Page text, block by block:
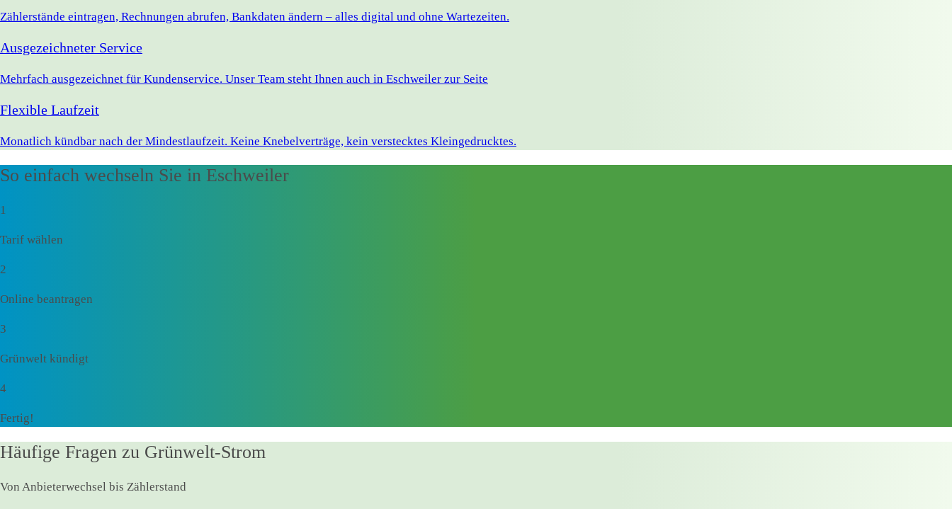
Zählerstände eintragen, Rechnungen abrufen, Bankdaten ändern – alles digital und ohne Wartezeiten.
Ausgezeichneter Service
Mehrfach ausgezeichnet für Kundenservice. Unser Team steht Ihnen auch in Eschweiler zur Seite
Flexible Laufzeit
Monatlich kündbar nach der Mindestlaufzeit. Keine Knebelverträge, kein verstecktes Kleingedrucktes.
So einfach wechseln Sie in Eschweiler
1
Tarif wählen
2
Online beantragen
3
Grünwelt kündigt
4
Fertig!
Häufige Fragen zu Grünwelt-Strom
Von Anbieterwechsel bis Zählerstand